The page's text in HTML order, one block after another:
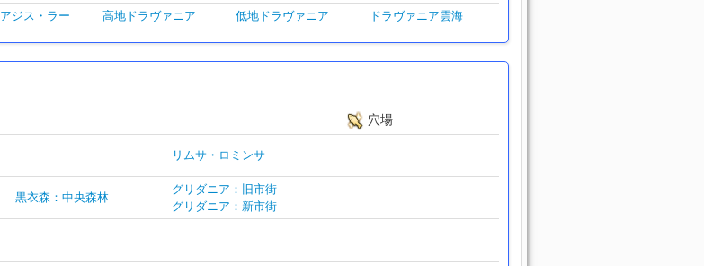
アジス・ラー 高地ドラヴァニア 低地ドラヴァニア ドラヴァニア雲海
穴場
リムサ・ロミンサ
黒衣森：中央森林
グリダニア：旧市街
グリダニア：新市街